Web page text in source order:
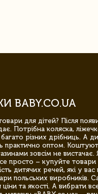
BABY.CO.UA
для дітей? Після
Потрібна коляска,
різних дрібниць. А
практично оптом.
зовсім не вистачає.
просто – купуйте товари
дитячих речей, які у вас
польських виробників.
та якості. А вибрати